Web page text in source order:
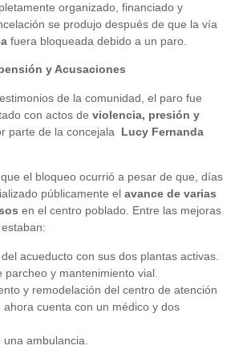
organizado, financiado y
se produjo después de que la vía
fuera bloqueada debido a un paro.
y Acusaciones
de la comunidad, el paro fue
con actos de violencia, presión y
parte de la concejala Lucy Fernanda
el bloqueo ocurrió a pesar de que, días
públicamente el avance de varias
en el centro poblado. Entre las mejoras
acueducto con sus dos plantas activas.
parcheo y mantenimiento vial.
y remodelación del centro de atención
ahora cuenta con un médico y dos
ambulancia.